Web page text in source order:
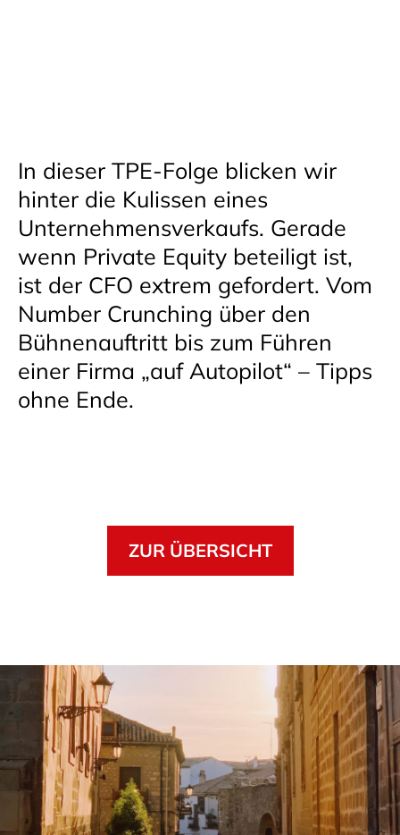
In dieser TPE-Folge blicken wir
hinter die Kulissen eines
Unternehmensverkaufs. Gerade
wenn Private Equity beteiligt ist,
ist der CFO extrem gefordert. Vom
Number Crunching über den
Bühnenauftritt bis zum Führen
einer Firma „auf Autopilot“ – Tipps
ohne Ende.
ZUR ÜBERSICHT